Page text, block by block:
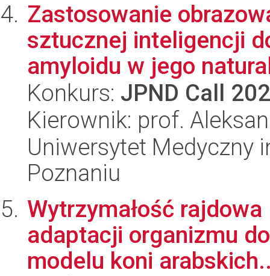
Zastosowanie
sztucznej inteligencji
amyloidu w jego
Konkurs: JPND Call
Kierownik: prof.
Uniwersytet Medyczny
Poznaniu
Wytrzymałość
adaptacji organizmu
modelu koni